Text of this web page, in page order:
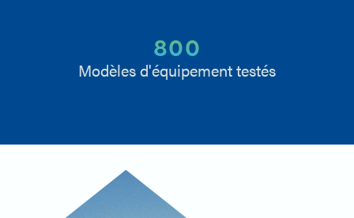
800
Modèles d'équipement testés